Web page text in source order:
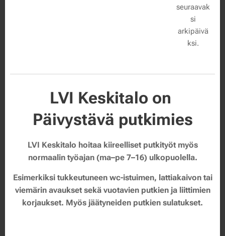
seuraavak
si
arkipäivä
ksi.
LVI Keskitalo on
Päivystävä putkimies
LVI Keskitalo hoitaa kiireelliset putkityöt myös
normaalin työajan (ma–pe 7–16) ulkopuolella.
Esimerkiksi tukkeutuneen wc-istuimen, lattiakaivon tai
viemärin avaukset sekä vuotavien putkien ja liittimien
korjaukset. Myös jäätyneiden putkien sulatukset.